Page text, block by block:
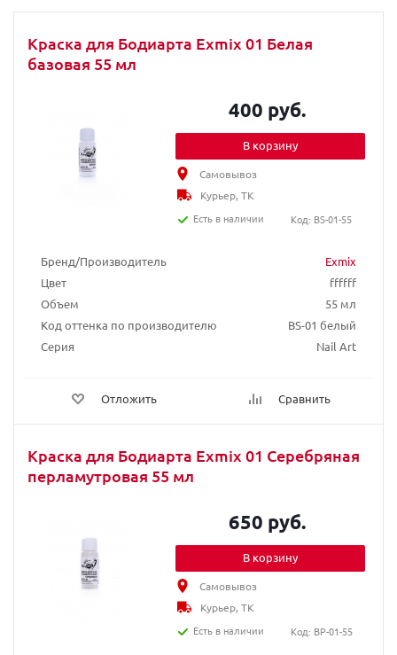
Краска для Бодиарта Exmix 01 Белая
базовая 55 мл
Бренд/Производитель
Exmix
Цвет
ffffff
Объем
55 мл
Код оттенка по производителю
BS-01 белый
Серия
Nail Art
Отложить Сравнить
400 руб.
В корзину
Самовывоз
Курьер, ТК
Есть в наличии
Код: BS-01-55
Краска для Бодиарта Exmix 01 Серебряная
перламутровая 55 мл
650 руб.
В корзину
Самовывоз
Курьер, ТК
Есть в наличии
Код: BP-01-55